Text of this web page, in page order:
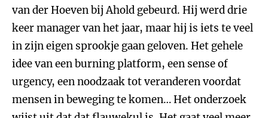
van der Hoeven bij Ahold gebeurd. Hij werd drie
keer manager van het jaar, maar hij is iets te veel
in zijn eigen sprookje gaan geloven. Het gehele
idee van een burning platform, een sense of
urgency, een noodzaak tot veranderen voordat
mensen in beweging te komen… Het onderzoek